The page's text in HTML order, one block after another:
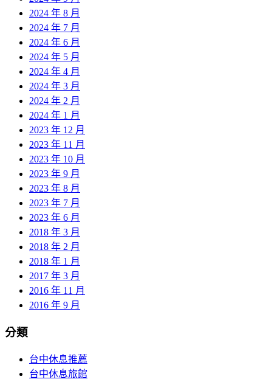
2024 年 8 月
2024 年 7 月
2024 年 6 月
2024 年 5 月
2024 年 4 月
2024 年 3 月
2024 年 2 月
2024 年 1 月
2023 年 12 月
2023 年 11 月
2023 年 10 月
2023 年 9 月
2023 年 8 月
2023 年 7 月
2023 年 6 月
2018 年 3 月
2018 年 2 月
2018 年 1 月
2017 年 3 月
2016 年 11 月
2016 年 9 月
分類
台中休息推薦
台中休息旅館